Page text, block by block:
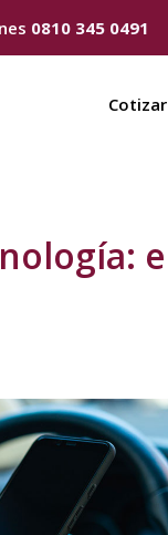
0810 345 0491
Cotizar